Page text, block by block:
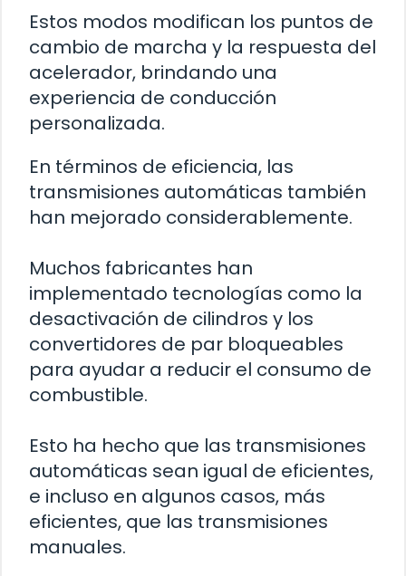
Estos modos modifican los puntos de
cambio de marcha y la respuesta del
acelerador, brindando una
experiencia de conducción
personalizada.
En términos de eficiencia, las
transmisiones automáticas también
han mejorado considerablemente.
Muchos fabricantes han
implementado tecnologías como la
desactivación de cilindros y los
convertidores de par bloqueables
para ayudar a reducir el consumo de
combustible.
Esto ha hecho que las transmisiones
automáticas sean igual de eficientes,
e incluso en algunos casos, más
eficientes, que las transmisiones
manuales.